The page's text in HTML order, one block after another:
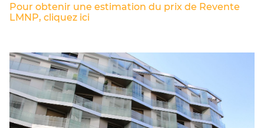
Pour obtenir une estimation du prix de Revente
LMNP, cliquez ici